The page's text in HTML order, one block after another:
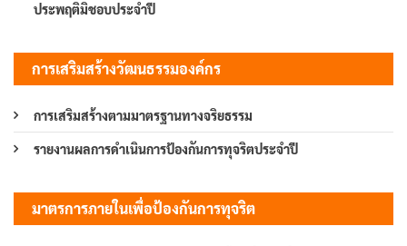
ประพฤติมิชอบประจำปี
การเสริมสร้างวัฒนธรรมองค์กร
การเสริมสร้างตามมาตรฐานทางจริยธรรม
รายงานผลการดำเนินการป้องกันการทุจริตประจำปี
มาตรการภายในเพื่อป้องกันการทุจริต